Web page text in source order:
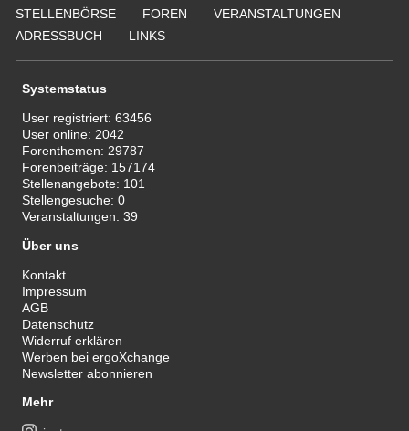
STELLENBÖRSE
FOREN
VERANSTALTUNGEN
ADRESSBUCH
LINKS
Systemstatus
User registriert:63456
User online: 2042
Forenthemen: 29787
Forenbeiträge: 157174
Stellenangebote: 101
Stellengesuche:0
Veranstaltungen:39
Über uns
Kontakt
Impressum
AGB
Datenschutz
Widerruf erklären
Werben bei ergoXchange
Newsletter abonnieren
Mehr